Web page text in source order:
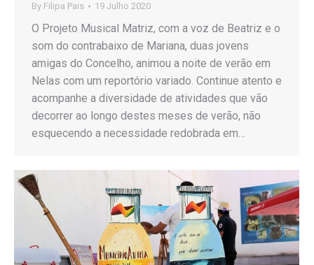
By Filipa Pais 19 Julho 2020
O Projeto Musical Matriz, com a voz de Beatriz e o
som do contrabaixo de Mariana, duas jovens
amigas do Concelho, animou a noite de verão em
Nelas com um reportório variado. Continue atento e
acompanhe a diversidade de atividades que vão
decorrer ao longo destes meses de verão, não
esquecendo a necessidade redobrada em…